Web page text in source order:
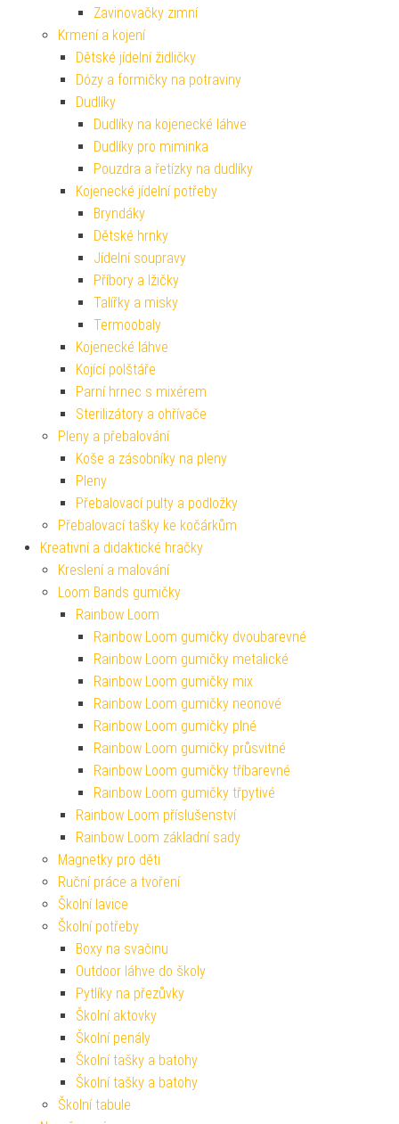
Zavinovačky zimní
Krmení a kojení
Dětské jídelní židličky
Dózy a formičky na potraviny
Dudlíky
Dudlíky na kojenecké láhve
Dudlíky pro miminka
Pouzdra a řetízky na dudlíky
Kojenecké jídelní potřeby
Bryndáky
Dětské hrnky
Jídelní soupravy
Příbory a lžičky
Talířky a misky
Termoobaly
Kojenecké láhve
Kojící polštáře
Parní hrnec s mixérem
Sterilizátory a ohřívače
Pleny a přebalování
Koše a zásobníky na pleny
Pleny
Přebalovací pulty a podložky
Přebalovací tašky ke kočárkům
Kreativní a didaktické hračky
Kreslení a malování
Loom Bands gumičky
Rainbow Loom
Rainbow Loom gumičky dvoubarevné
Rainbow Loom gumičky metalické
Rainbow Loom gumičky mix
Rainbow Loom gumičky neonové
Rainbow Loom gumičky plné
Rainbow Loom gumičky průsvitné
Rainbow Loom gumičky tříbarevné
Rainbow Loom gumičky třpytivé
Rainbow Loom příslušenství
Rainbow Loom základní sady
Magnetky pro děti
Ruční práce a tvoření
Školní lavice
Školní potřeby
Boxy na svačinu
Outdoor láhve do školy
Pytlíky na přezůvky
Školní aktovky
Školní penály
Školní tašky a batohy
Školní tašky a batohy
Školní tabule